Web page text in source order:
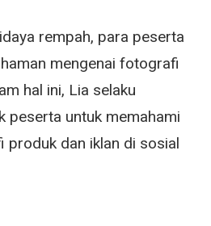
rempah, para peserta
mengenai fotografi
hal ini, Lia selaku
peserta untuk memahami
dan iklan di sosial